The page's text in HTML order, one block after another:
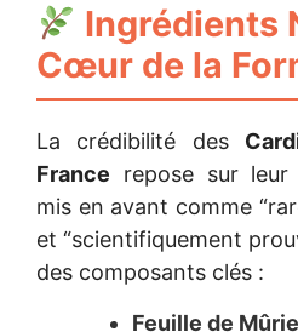
Ingrédients
Cœur de la
La crédibilité des
France repose sur leur
mis en avant comme
et “scientifiquement
des composants clés :
Feuille de